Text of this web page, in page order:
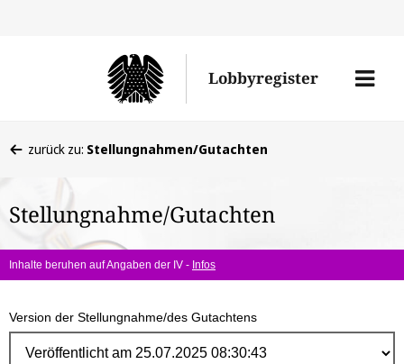
Lobbyregister
Menü
befinden
hier:
zurück zu: Stellungnahmen/Gutachten
Stellungnahme/Gutachten
Inhalte beruhen auf Angaben der IV - Infos
Version der Stellungnahme/des Gutachtens